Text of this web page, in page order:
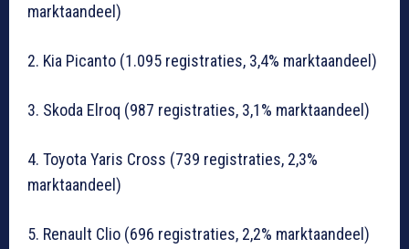
marktaandeel)
2. Kia Picanto (1.095 registraties, 3,4% marktaandeel)
3. Skoda Elroq (987 registraties, 3,1% marktaandeel)
4. Toyota Yaris Cross (739 registraties, 2,3%
marktaandeel)
5. Renault Clio (696 registraties, 2,2% marktaandeel)